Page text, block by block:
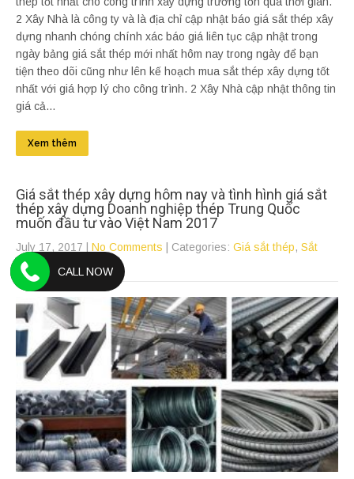
2 Xây Nhà là công ty và là địa chỉ cập nhật báo giá sắt thép xây
dựng nhanh chóng chính xác báo giá liên tục cập nhật trong
ngày bảng giá sắt thép mới nhất hôm nay trong ngày để bạn
tiện theo dõi cũng như lên kế hoạch mua sắt thép xây dựng tốt
nhất với giá hợp lý cho công trình. 2 Xây Nhà cập nhật thông tin
giá cả...
Xem thêm
Giá sắt thép xây dựng hôm nay và tình hình giá sắt
thép xây dựng Doanh nghiệp thép Trung Quốc
muốn đầu tư vào Việt Nam 2017
July 17, 2017 No Comments | Categories: Giá sắt thép, Sắt
thép
Xây dựng
CALL NOW